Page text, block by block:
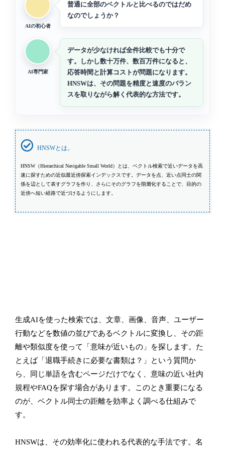
AIの初心者
普通に全部のベクトルと比べるのではだめ
なのでしょうか？
AI専門家
データが少なければ全件比較でも十分で
す。しかし数十万件、数百万件になると、
応答時間と計算コストが問題になります。
HNSWは、その問題を精度と速度のバラン
スを取りながら解く代表的な方法です。
HNSWとは。
HNSW（Hierarchical Navigable Small World）とは、ベクトル検索で近いデータを高
速に探すための近似最近傍探索インデックスです。データを点、近い点同士の関
係を辺として表すグラフを作り、さらにそのグラフを階層化することで、目的の
近傍へ短い経路で近づけるようにします。
生成AIを使った検索では、文章、画像、音声、ユーザー
行動などを数値の並びであるベクトルに変換し、その距
離や類似度を使って「意味が近いもの」を探します。た
とえば「退職手続きに必要な書類は？」という質問か
ら、同じ単語を含むページだけでなく、意味の近い社内
規程やFAQを探す場合があります。このとき重要になる
のが、ベクトル同士の距離を効率よく調べる仕組みで
す。
HNSWは、その効率化に使われる代表的な手法です。名